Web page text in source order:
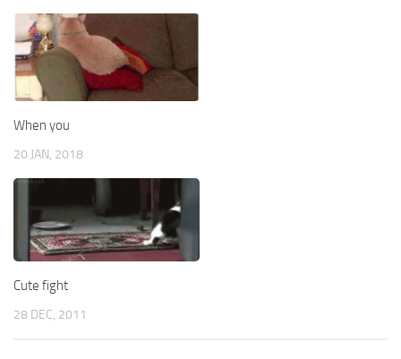
When you
20 JAN, 2018
Cute fight
28 DEC, 2011